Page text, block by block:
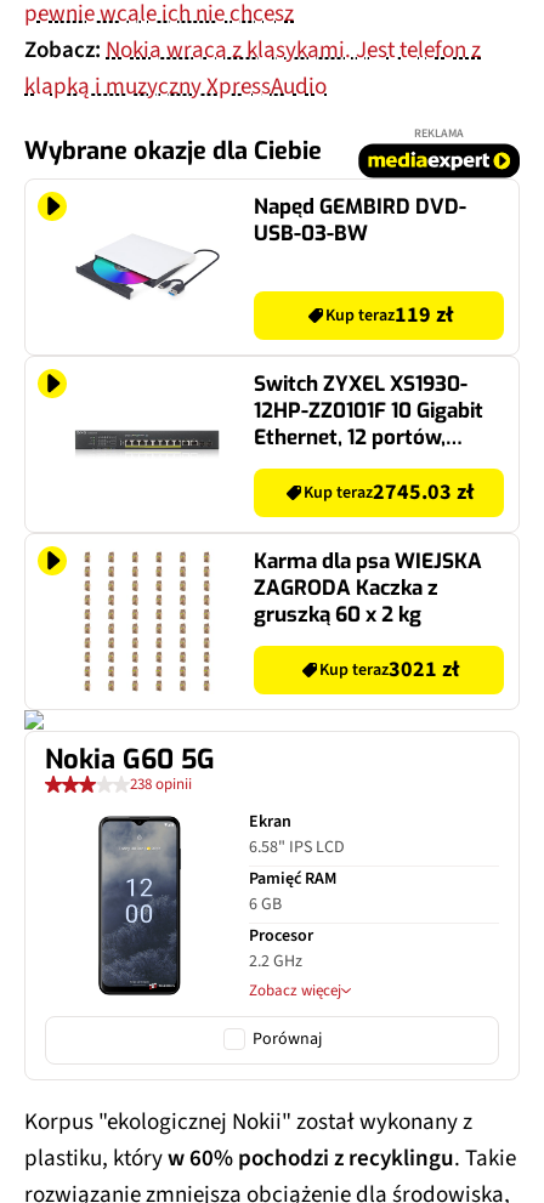
pewnie wcale ich nie chcesz
Zobacz:Nokia wraca z klasykami. Jest telefon z
klapką i muzyczny XpressAudio
Wybrane okazje dla Ciebie
REKLAMA
Napęd GEMBIRD DVD-
USB-03-BW
Kup teraz119 zł
Switch ZYXEL XS1930-
12HP-ZZ0101F 10 Gigabit
Ethernet, 12 portów,
Funkcja PoE, Zarządzalny
Kup teraz2745.03 zł
Karma dla psa WIEJSKA
ZAGRODA Kaczka z
gruszką 60 x 2 kg
Kup teraz3021 zł
Nokia G60 5G
238 opinii
Ekran
6.58" IPS LCD
Pamięć RAM
6 GB
Procesor
2.2 GHz
Zobacz więcej
Porównaj
Korpus "ekologicznej Nokii" został wykonany z
plastiku, któryw 60% pochodzi z recyklingu. Takie
rozwiązanie zmniejsza obciążenie dla środowiska,